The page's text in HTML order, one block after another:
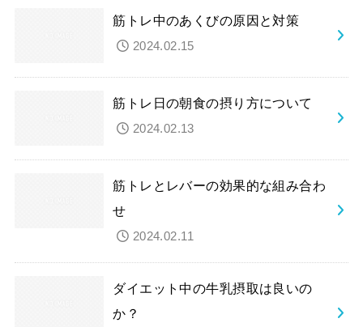
筋トレ中のあくびの原因と対策
2024.02.15
筋トレ日の朝食の摂り方について
2024.02.13
筋トレとレバーの効果的な組み合わ
せ
2024.02.11
ダイエット中の牛乳摂取は良いの
か？